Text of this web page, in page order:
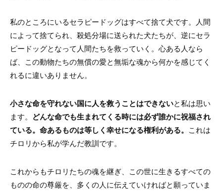
私のところにいるセラピードッグはすべて捨て犬です。人間
によって捨てられ、殺処分場に送られた犬たちが、逆にセラ
ピードッグとなって人間たちを救っていく。心ある人なら
ば、この動物たちの無償の愛と無垢な魂から何かを感じてく
れるに違いありません。
小さな命を守れない国に人を救うことはできないと私は思い
ます。 どんな命でも生まれてくる時には必ず誰かに祝福され
ている。命あるものは等しく幸せになる権利がある。 これは
チロリから私が学んだ教訓です。
これからもチロリたちの魂を継ぎ、この世に生きるすべての
ものの命の尊厳を、多くの人に伝えていければと願っていま